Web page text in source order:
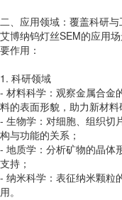
二、应用领域：覆盖科研
艾博纳钨灯丝SEM的应用
要作用：
1. 科研领域
- 材料科学：观察金属合金
料的表面形貌，助力新材料
- 生物学：对细胞、组织切
构与功能的关系；
- 地质学：分析矿物的晶体
支持；
- 纳米科学：表征纳米颗粒
用。